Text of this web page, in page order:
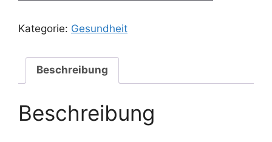
Kategorie: Gesundheit
Beschreibung
Beschreibung